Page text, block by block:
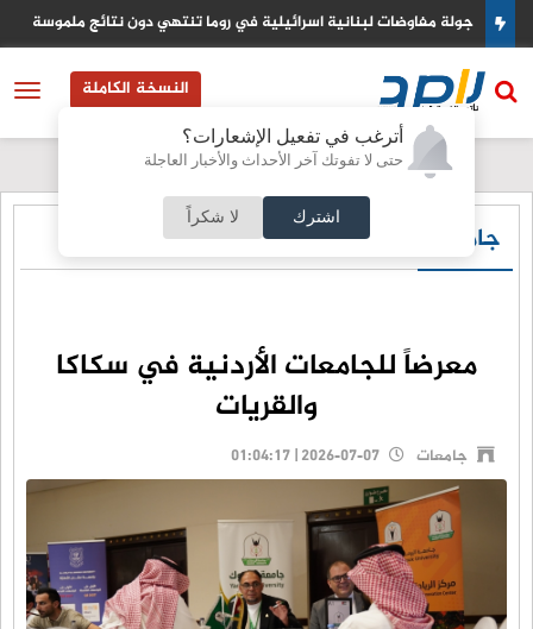
أترغب في تفعيل الإشعارات؟
حتى لا تفوتك آخر الأحداث والأخبار العاجلة
اشترك لا شكراً
اسرائيلية في روما تنتهي دون نتائج ملموسة السعودية تتاهب
النسخة الكاملة
جامعات
معرضاً للجامعات الأردنية في سكاكا
والقريات
جامعات